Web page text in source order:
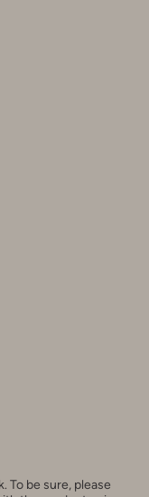
To be sure, please